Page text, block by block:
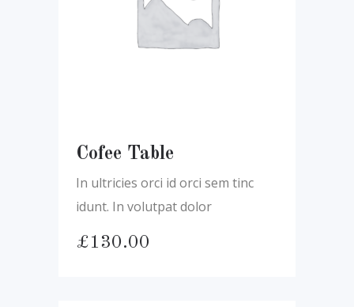
Cofee Table
In ultricies orci id orci sem tinc
idunt. In volutpat dolor
£130.00